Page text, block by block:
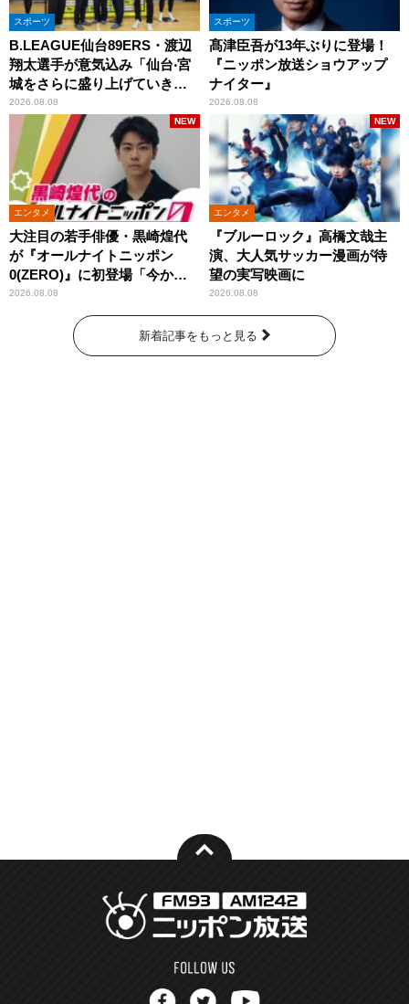
スポーツ
B.LEAGUE仙台89ERS・渡辺
翔太選手が意気込み「仙台‧宮
城をさらに盛り上げていきた
いです」
2026.08.08
スポーツ
髙津臣吾が13年ぶりに登場！
『ニッポン放送ショウアップ
ナイター』
2026.08.08
エンタメ
大注目の若手俳優・黒崎煌代
が『オールナイトニッポン
0(ZERO)』に初登場「今から
とてもワクワクしておりま
2026.08.08
NEW
エンタメ
『ブルーロック』高橋文哉主
演、大人気サッカー漫画が待
望の実写映画に
2026.08.08
NEW
新着記事をもっと見る